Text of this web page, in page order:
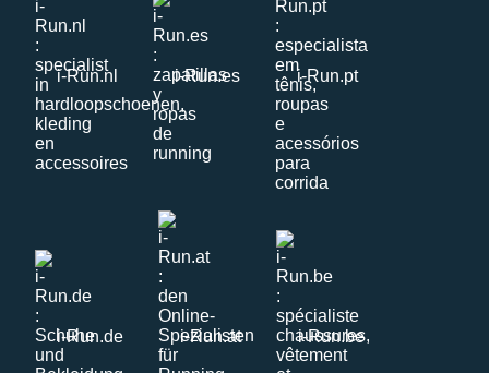
i-Run.nl i-Run.es i-Run.pt
i-Run.de i-Run.at i-Run.be